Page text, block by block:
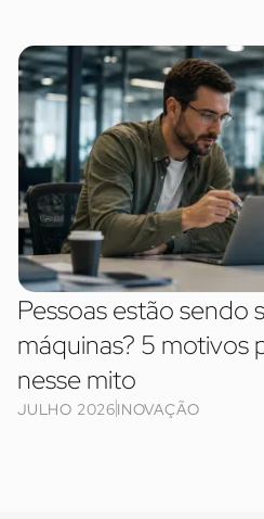
Pessoas estão sendo
máquinas? 5 motivos
nesse mito
JULHO 2026INOVAÇÃO